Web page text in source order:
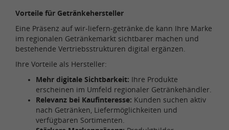
Vorteile für Getränkehersteller
Eine Präsenz auf wir-liefern-getränke.de kann Ihre Marke
im regionalen Getränkemarkt sichtbarer machen und
bestehende Vertriebsstrukturen digital ergänzen.
Ihre Vorteile als Hersteller:
Mehr digitale Sichtbarkeit: Ihre Produkte
erscheinen im Umfeld regionaler Getränkehändler.
Relevanz bei Kaufinteresse: Kunden suchen aktiv
nach Getränken, Liefermöglichkeiten und
verfügbaren Sortimenten.